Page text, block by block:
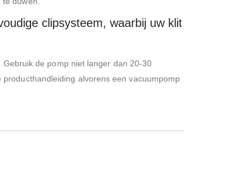
clipsysteem, waarbij uw klit
de pomp niet langer dan 20-30
alvorens een vacuumpomp